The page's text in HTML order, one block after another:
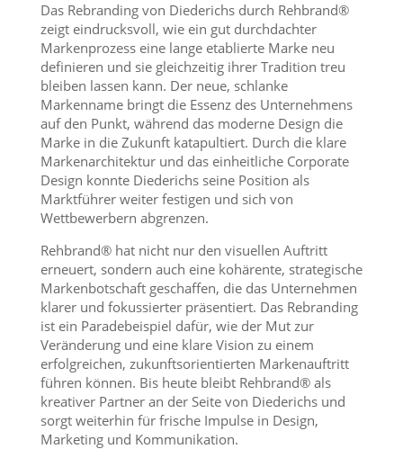
Das Rebranding von Diederichs durch Rehbrand®
zeigt eindrucksvoll, wie ein gut durchdachter
Markenprozess eine lange etablierte Marke neu
definieren und sie gleichzeitig ihrer Tradition treu
bleiben lassen kann. Der neue, schlanke
Markenname bringt die Essenz des Unternehmens
auf den Punkt, während das moderne Design die
Marke in die Zukunft katapultiert. Durch die klare
Markenarchitektur und das einheitliche Corporate
Design konnte Diederichs seine Position als
Marktführer weiter festigen und sich von
Wettbewerbern abgrenzen.
Rehbrand® hat nicht nur den visuellen Auftritt
erneuert, sondern auch eine kohärente, strategische
Markenbotschaft geschaffen, die das Unternehmen
klarer und fokussierter präsentiert. Das Rebranding
ist ein Paradebeispiel dafür, wie der Mut zur
Veränderung und eine klare Vision zu einem
erfolgreichen, zukunftsorientierten Markenauftritt
führen können. Bis heute bleibt Rehbrand® als
kreativer Partner an der Seite von Diederichs und
sorgt weiterhin für frische Impulse in Design,
Marketing und Kommunikation.